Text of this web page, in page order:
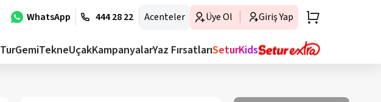
WhatsApp 444 28 22 Acenteler Üye Ol Giriş Yap
TurGemiTekneUçakKampanyalarYaz FırsatlarıSeturKids